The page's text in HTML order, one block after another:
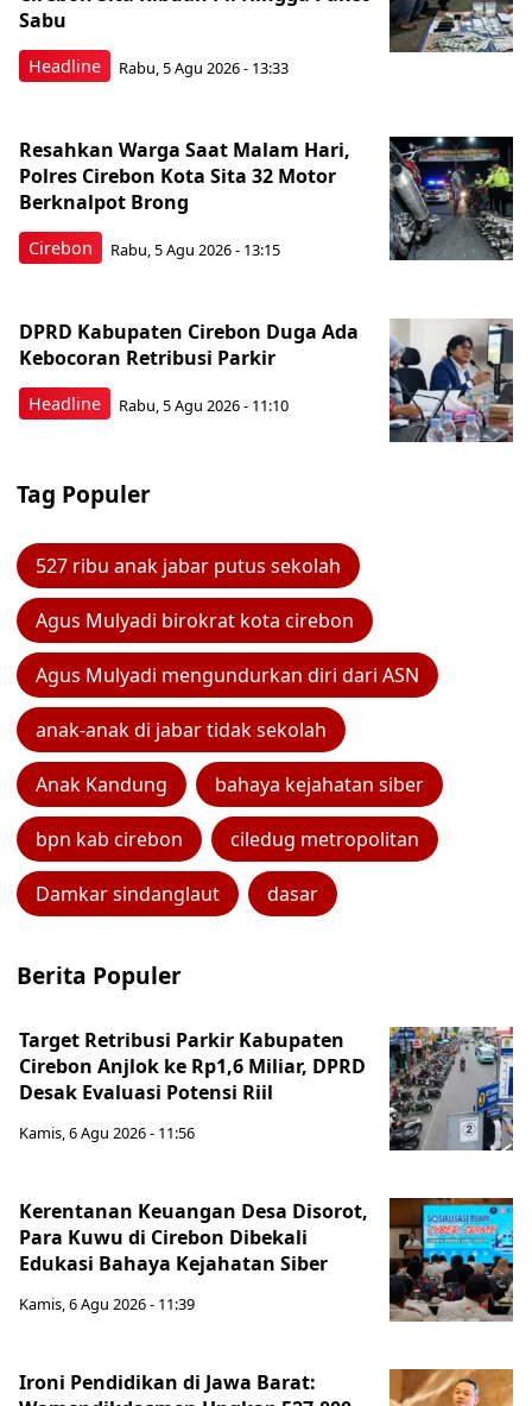
Headline
Sabu
Rabu, 5 Agu 2026 - 13:33
Cirebon
Resahkan Warga Saat Malam Hari,
Polres Cirebon Kota Sita 32 Motor
Berknalpot Brong
Rabu, 5 Agu 2026 - 13:15
Headline
DPRD Kabupaten Cirebon Duga Ada
Kebocoran Retribusi Parkir
Rabu, 5 Agu 2026 - 11:10
Tag Populer
527 ribu anak jabar putus sekolah
Agus Mulyadi birokrat kota cirebon
Agus Mulyadi mengundurkan diri dari ASN
anak-anak di jabar tidak sekolah
Anak Kandung bahaya kejahatan siber
bpn kab cirebon ciledug metropolitan
Damkar sindanglaut dasar
Berita Populer
Target Retribusi Parkir Kabupaten
Cirebon Anjlok ke Rp1,6 Miliar, DPRD
Desak Evaluasi Potensi Riil
Kamis, 6 Agu 2026 - 11:56
Kerentanan Keuangan Desa Disorot,
Para Kuwu di Cirebon Dibekali
Edukasi Bahaya Kejahatan Siber
Kamis, 6 Agu 2026 - 11:39
Ironi Pendidikan di Jawa Barat: